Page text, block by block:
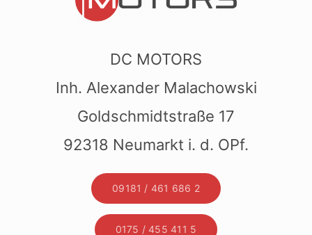
DC MOTORS
Inh. Alexander Malachowski
Goldschmidtstraße 17
92318 Neumarkt i. d. OPf.
09181 / 461 686 2
0175 / 455 411 5